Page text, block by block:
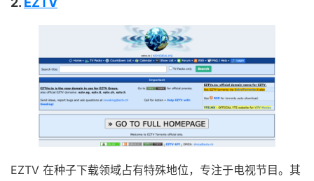
EZTV 在种子下载领域占有特殊地位，专注于电视节目。其